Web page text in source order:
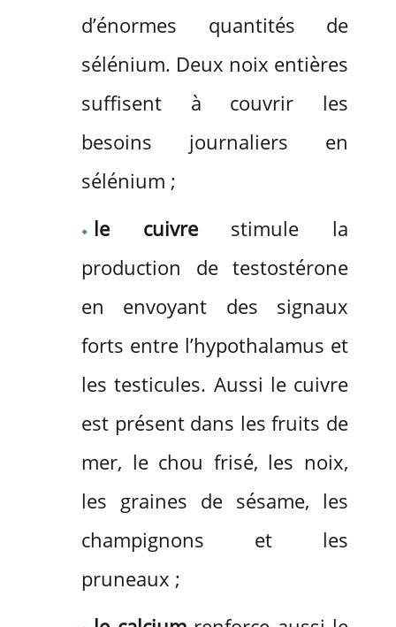
d’énormes quantités de
sélénium. Deux noix entières
suffisent à couvrir les
besoins journaliers en
sélénium ;
le cuivrestimule la
production de testostérone
en envoyant des signaux
forts entre l’hypothalamus et
les testicules. Aussi le cuivre
est présent dans les fruits de
mer, le chou frisé, les noix,
les graines de sésame, les
champignons et les
pruneaux ;